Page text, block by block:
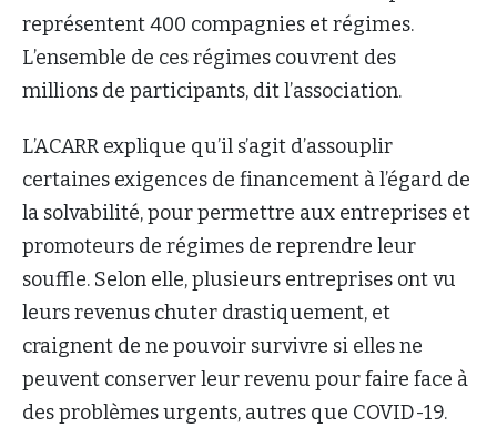
représentent 400 compagnies et régimes.
L’ensemble de ces régimes couvrent des
millions de participants, dit l’association.
L’ACARR explique qu’il s’agit d’assouplir
certaines exigences de financement à l’égard de
la solvabilité, pour permettre aux entreprises et
promoteurs de régimes de reprendre leur
souffle. Selon elle, plusieurs entreprises ont vu
leurs revenus chuter drastiquement, et
craignent de ne pouvoir survivre si elles ne
peuvent conserver leur revenu pour faire face à
des problèmes urgents, autres que COVID-19.